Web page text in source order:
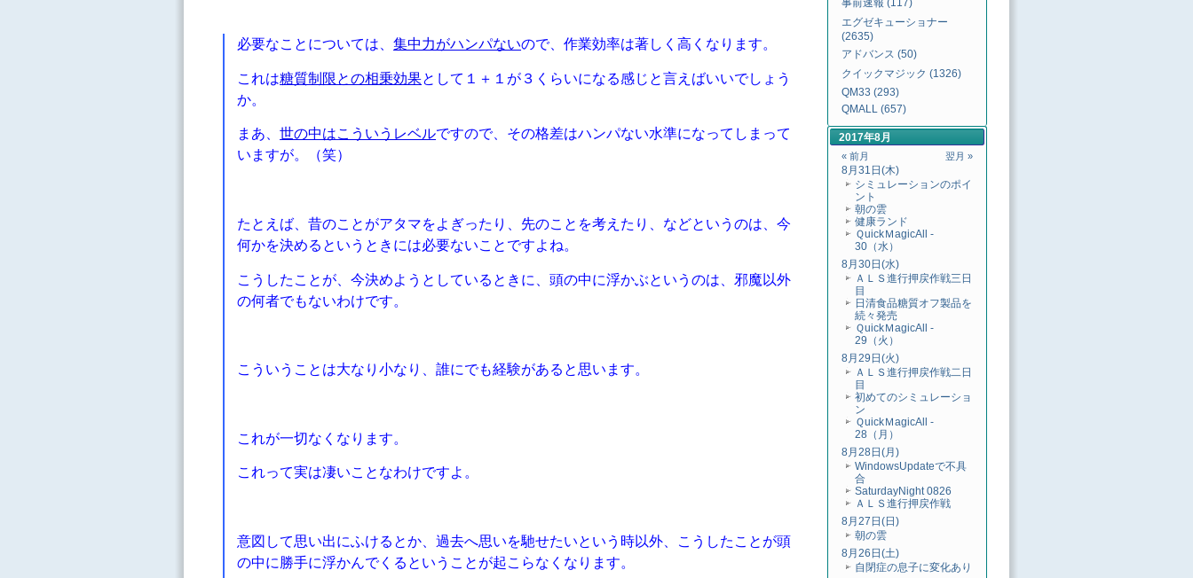
必要なことについては、集中力がハンパないので、作業効率は著しく高くなります。
これは糖質制限との相乗効果として１＋１が３くらいになる感じと言えばいいでしょう
か。
まあ、世の中はこういうレベルですので、その格差はハンパない水準になってしまって
いますが。（笑）
たとえば、昔のことがアタマをよぎったり、先のことを考えたり、などというのは、今
何かを決めるというときには必要ないことですよね。
こうしたことが、今決めようとしているときに、頭の中に浮かぶというのは、邪魔以外
の何者でもないわけです。
こういうことは大なり小なり、誰にでも経験があると思います。
これが一切なくなります。
これって実は凄いことなわけですよ。
意図して思い出にふけるとか、過去へ思いを馳せたいという時以外、こうしたことが頭
の中に勝手に浮かんでくるということが起こらなくなります。
事前速報 (117)
エグゼキューショナー
(2635)
アドバンス (50)
クイックマジック (1326)
QM33 (293)
QMALL (657)
2017年8月
« 前月 翌月 »
8月31日(木)
シミュレーションのポイ
ント
朝の雲
健康ランド
ＱuickＭagicAll -
30（水）
8月30日(水)
ＡＬＳ進行押戻作戦三日
目
日清食品糖質オフ製品を
続々発売
ＱuickＭagicAll -
29（火）
8月29日(火)
ＡＬＳ進行押戻作戦二日
目
初めてのシミュレーショ
ン
ＱuickＭagicAll -
28（月）
8月28日(月)
WindowsUpdateで不具
合
SaturdayNight 0826
ＡＬＳ進行押戻作戦
8月27日(日)
朝の雲
8月26日(土)
自閉症の息子に変化あり